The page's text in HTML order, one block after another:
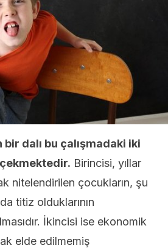
dalı bu çalışmadaki iki
Birincisi, yıllar
nitelendirilen çocukların, şu
titiz olduklarının
İkincisi ise ekonomik
elde edilmemiş